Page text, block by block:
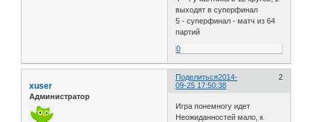
выходят в суперфинал
5 - суперфинал - матч из 64
партий
0
Поделиться 2
2014-
09-25 17:50:38
xuser
Администратор
Игра понемногу идет
Неожиданностей мало, к